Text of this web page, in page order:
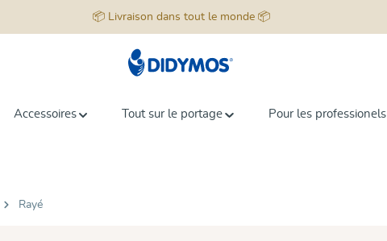
📦 Livraison dans tout le monde 📦
Accessoires Tout sur le portage Pour les professionels
Rayé